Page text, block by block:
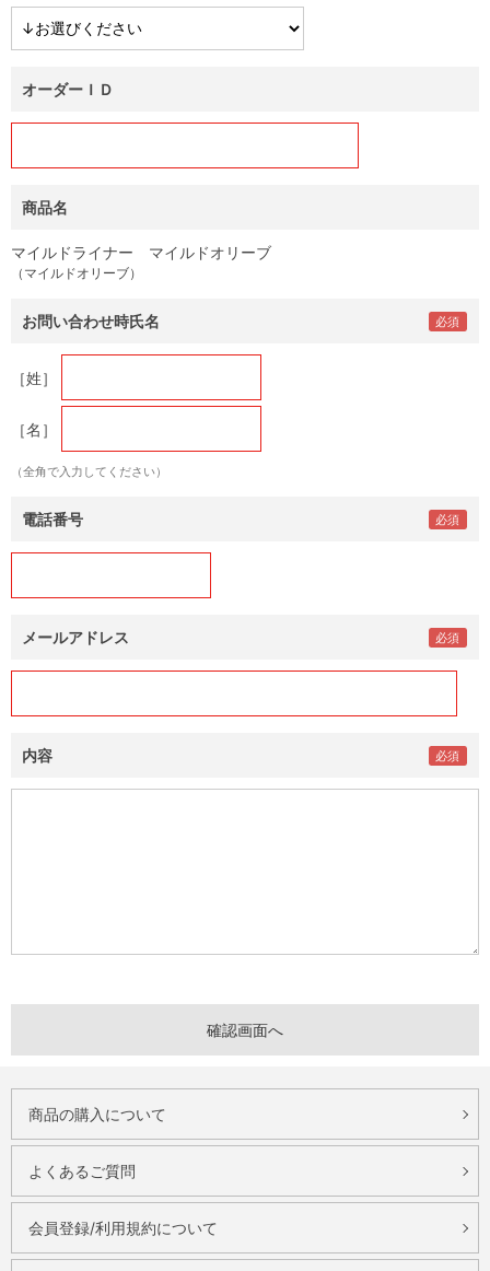
オーダーＩＤ
商品名
マイルドライナー マイルドオリーブ
（マイルドオリーブ）
お問い合わせ時氏名
［姓］
［名］
（全角で入力してください）
電話番号
メールアドレス
内容
商品の購入について
よくあるご質問
会員登録/利用規約について